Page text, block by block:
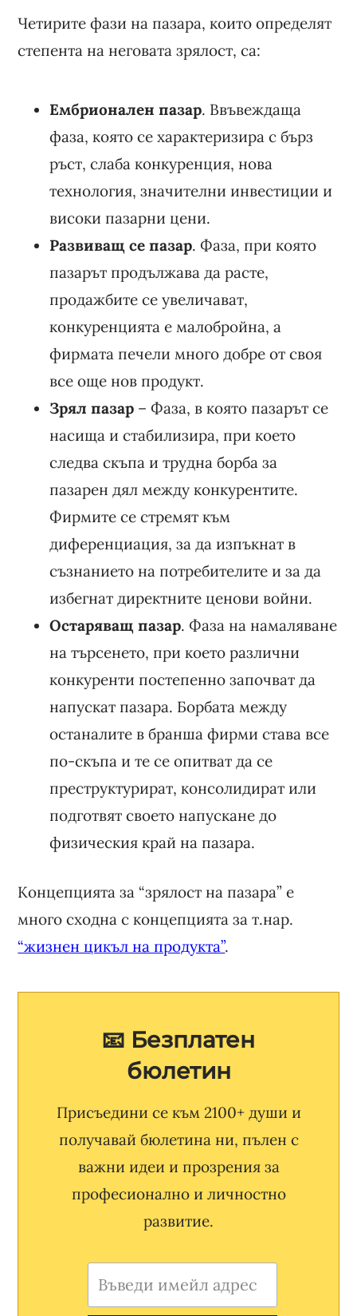
Четирите фази на пазара, които определят
степента на неговата зрялост, са:
Ембрионален пазар. Ввъвеждаща
фаза, която се характеризира с бърз
ръст, слаба конкуренция, нова
технология, значителни инвестиции и
високи пазарни цени.
Развиващ се пазар. Фаза, при която
пазарът продължава да расте,
продажбите се увеличават,
конкуренцията е малобройна, а
фирмата печели много добре от своя
все още нов продукт.
Зрял пазар – Фаза, в която пазарът се
насища и стабилизира, при което
следва скъпа и трудна борба за
пазарен дял между конкурентите.
Фирмите се стремят към
диференциация, за да изпъкнат в
съзнанието на потребителите и за да
избегнат директните ценови войни.
Остаряващ пазар. Фаза на намаляване
на търсенето, при което различни
конкуренти постепенно започват да
напускат пазара. Борбата между
останалите в бранша фирми става все
по-скъпа и те се опитват да се
преструктурират, консолидират или
подготвят своето напускане до
физическия край на пазара.
Концепцията за “зрялост на пазара” е
много сходна с концепцията за т.нар.
“жизнен цикъл на продукта”.
📧 Безплатен
бюлетин
Присъедини се към 2100+ души и
получавай бюлетина ни, пълен с
важни идеи и прозрения за
професионално и личностно
развитие.